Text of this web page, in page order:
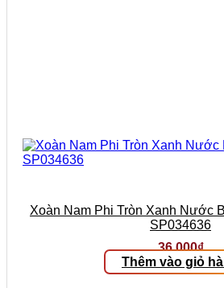
Xoàn Nam Phi Tròn Xanh Nước
SP034636
36.000₫
Thêm vào giỏ